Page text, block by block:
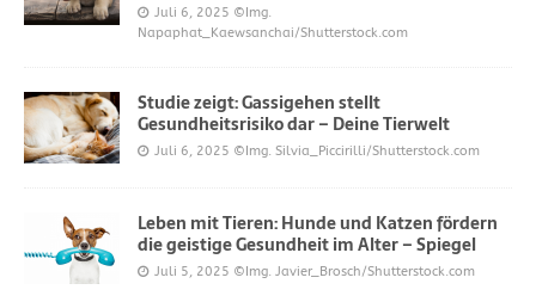
Juli 6, 2025 ©Img.
Napaphat_Kaewsanchai/Shutterstock.com
Studie zeigt: Gassigehen stellt
Gesundheitsrisiko dar – Deine Tierwelt
Juli 6, 2025 ©Img. Silvia_Piccirilli/Shutterstock.com
Leben mit Tieren: Hunde und Katzen fördern
die geistige Gesundheit im Alter – Spiegel
Juli 5, 2025 ©Img. Javier_Brosch/Shutterstock.com